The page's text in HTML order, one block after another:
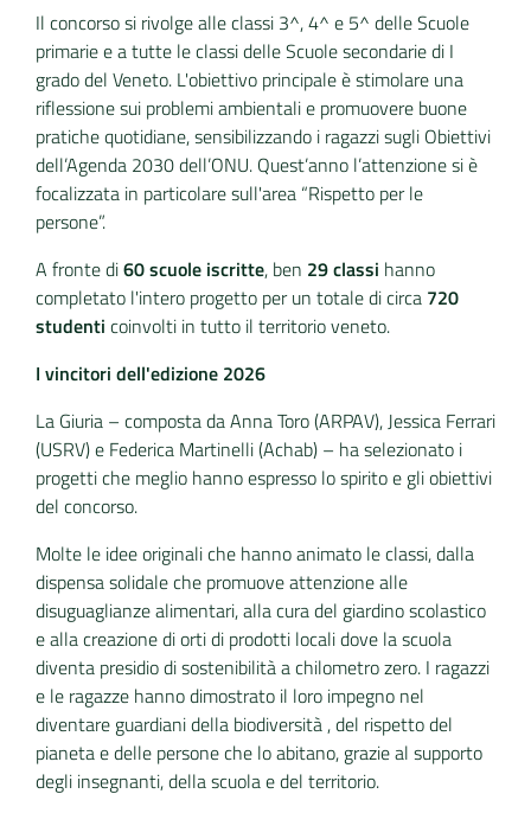
Il concorso si rivolge alle classi 3^, 4^ e 5^ delle Scuole
primarie e a tutte le classi delle Scuole secondarie di I
grado del Veneto. L'obiettivo principale è stimolare una
riflessione sui problemi ambientali e promuovere buone
pratiche quotidiane, sensibilizzando i ragazzi sugli Obiettivi
dell’Agenda 2030 dell’ONU. Quest’anno l’attenzione si è
focalizzata in particolare sull'area “Rispetto per le
persone”.
A fronte di60 scuole iscritte, ben 29 classi hanno
completato l'intero progetto per un totale di circa 720
studenti coinvolti in tutto il territorio veneto.
I vincitori dell'edizione 2026
La Giuria – composta da Anna Toro (ARPAV), Jessica Ferrari
(USRV) e Federica Martinelli (Achab) – ha selezionato i
progetti che meglio hanno espresso lo spirito e gli obiettivi
del concorso.
Molte le idee originali che hanno animato le classi, dalla
dispensa solidale che promuove attenzione alle
disuguaglianze alimentari, alla cura del giardino scolastico
e alla creazione di orti di prodotti locali dove la scuola
diventa presidio di sostenibilità a chilometro zero. I ragazzi
e le ragazze hanno dimostrato il loro impegno nel
diventare guardiani della biodiversità , del rispetto del
pianeta e delle persone che lo abitano, grazie al supporto
degli insegnanti, della scuola e del territorio.